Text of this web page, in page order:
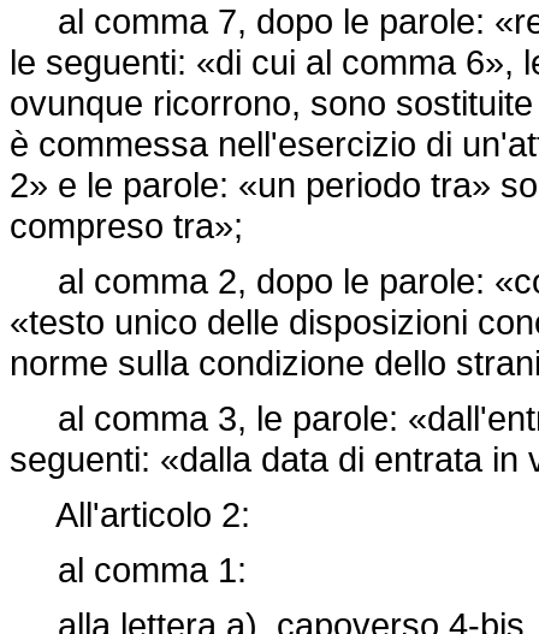
al comma 7, dopo le parole:
le seguenti: «di cui al comma 6»,
ovunque ricorrono, sono
è commessa nell'esercizio di
2» e le parole: «un periodo tra»
compreso tra»;
al comma 2, dopo le parole:
«testo unico delle disposizioni
norme sulla condizione dello
al comma 3, le parole:
seguenti: «dalla data di entrata
All'articolo 2:
al comma 1:
alla lettera a), capoverso 4-bis,